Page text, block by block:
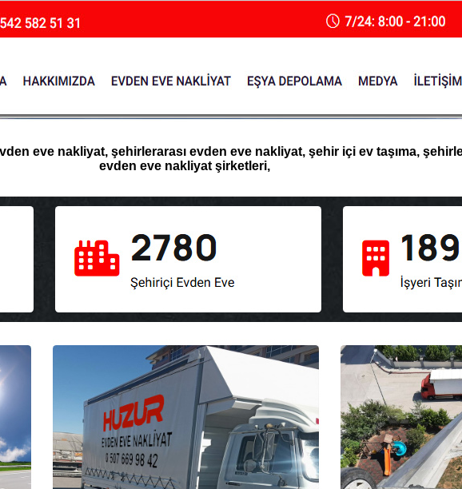
eve nakliyat, şehirlerarası evden eve nakliyat, şehir içi ev taşıma,
evden eve nakliyat şirketleri,